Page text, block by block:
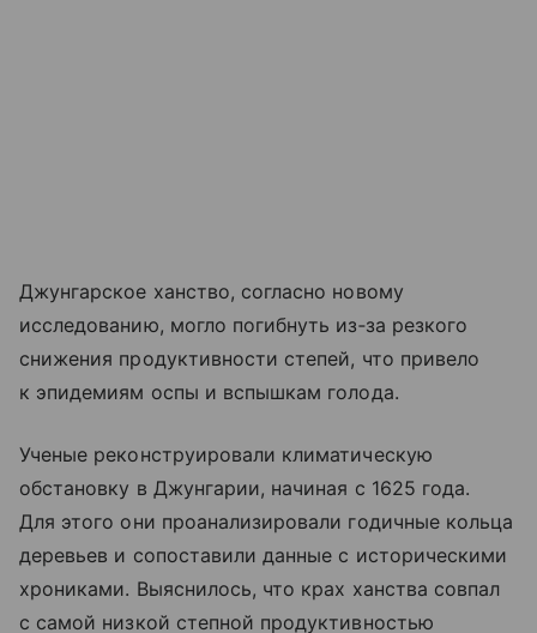
Джунгарское ханство, согласно новому
исследованию, могло погибнуть из‑за резкого
снижения продуктивности степей, что привело
к эпидемиям оспы и вспышкам голода.
Ученые реконструировали климатическую
обстановку в Джунгарии, начиная с 1625 года.
Для этого они проанализировали годичные кольца
деревьев и сопоставили данные с историческими
хрониками. Выяснилось, что крах ханства совпал
с самой низкой степной продуктивностью